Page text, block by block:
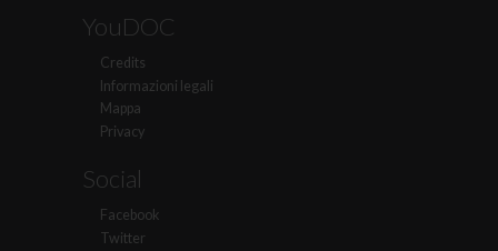
YouDOC
Credits
Informazioni legali
Mappa
Privacy
Social
Facebook
Twitter